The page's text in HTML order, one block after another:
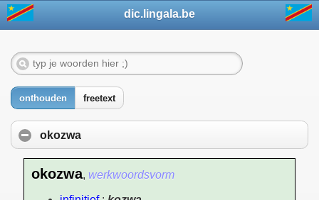
dic.lingala.be
onthouden freetext
okozwa
okozwa, werkwoordsvorm